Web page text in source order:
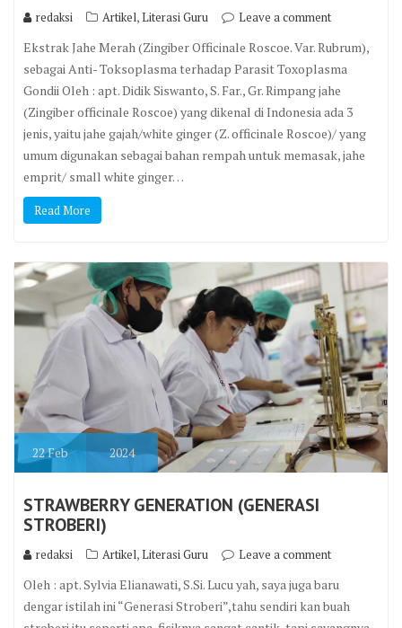
redaksi Artikel,Literasi Guru Leave a comment
Ekstrak Jahe Merah (Zingiber Officinale Roscoe. Var. Rubrum),
sebagai Anti- Toksoplasma terhadap Parasit Toxoplasma
Gondii Oleh : apt. Didik Siswanto, S. Far., Gr. Rimpang jahe
(Zingiber officinale Roscoe) yang dikenal di Indonesia ada 3
jenis, yaitu jahe gajah/white ginger (Z. officinale Roscoe)/ yang
umum digunakan sebagai bahan rempah untuk memasak, jahe
emprit/ small white ginger…
Read More
22Feb 2024
STRAWBERRY GENERATION (GENERASI
STROBERI)
redaksi Artikel,Literasi Guru Leave a comment
Oleh : apt. Sylvia Elianawati, S.Si. Lucu yah, saya juga baru
dengar istilah ini “Generasi Stroberi”,tahu sendiri kan buah